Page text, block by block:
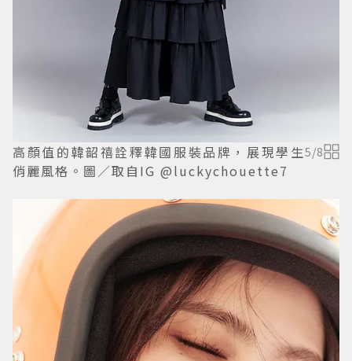
高顏值的韓韶禧詮釋韓國服裝品牌，展現學生
俏麗風格。圖／取自IG @luckychouette7
5/8